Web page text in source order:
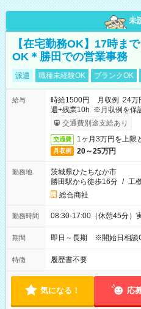
未
【在宅勤務OK】17時ま
OK＊勝田での営業事務
派遣 職種未経験OK ブランクOK
給与
時給1500円 月収例 24万
週+残業10h ※月収例を保
受取りサービス利用可（利
交通費別途支給あり
交通費 1ヶ月3万円を上限
月収例 20～25万円
勤務地
茨城県ひたちなか市
勝田駅から徒歩16分 / 工
総合商社
勤務時間 08:30-17:00（休憩45分）
期間 即日～長期 ※開始日相談
特徴 履歴書不要
気になる！ 応